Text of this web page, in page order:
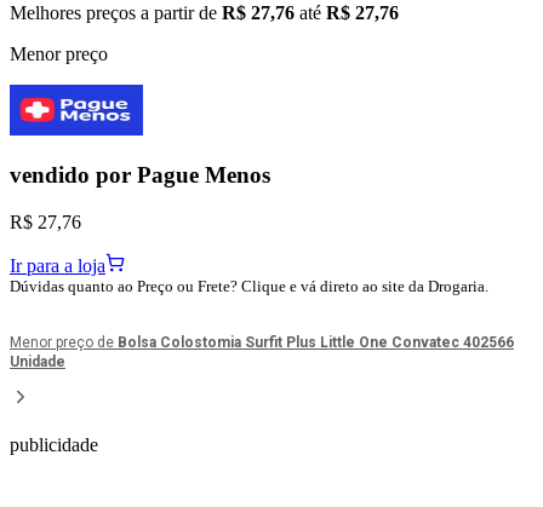
Melhores preços a partir de R$ 27,76 até R$ 27,76
Menor preço
vendido por Pague Menos
R$ 27,76
Ir para a loja
Dúvidas quanto ao Preço ou Frete? Clique e vá direto ao site da Drogaria.
Menor preço de Bolsa Colostomia Surfit Plus Little One Convatec 402566
Unidade
publicidade